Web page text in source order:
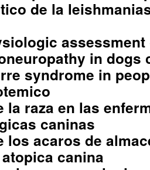
de la
assessment
in dogs
syndrome in
la raza en las
caninas
los acaros de
canina